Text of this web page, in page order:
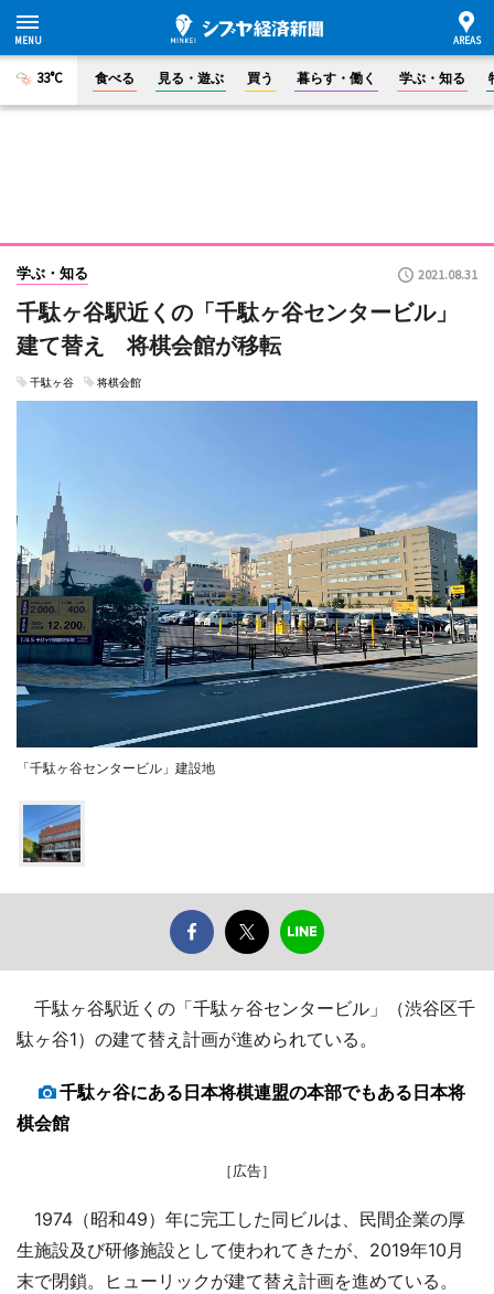
33°C 食べる 見る・遊ぶ 買う 暮らす・働く 学ぶ・知る
学ぶ・知る 2021.08.31
千駄ヶ谷駅近くの「千駄ヶ谷センタービル」
建て替え 将棋会館が移転
千駄ヶ谷 将棋会館
「千駄ヶ谷センタービル」建設地
千駄ヶ谷駅近くの「千駄ヶ谷センタービル」（渋谷区千
駄ヶ谷1）の建て替え計画が進められている。
千駄ヶ谷にある日本将棋連盟の本部でもある日本将
棋会館
［広告］
1974（昭和49）年に完工した同ビルは、民間企業の厚
生施設及び研修施設として使われてきたが、2019年10月
末で閉鎖。ヒューリックが建て替え計画を進めている。